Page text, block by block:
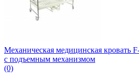
Механическая медицинская
с подъемным механизмом
(0)